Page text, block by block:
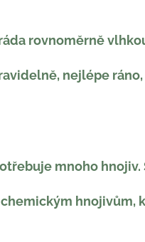
rovnoměrně
nejlépe
mnoho
hnojivům,